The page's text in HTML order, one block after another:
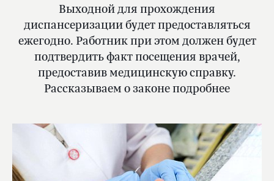
Выходной для прохождения
диспансеризации будет предоставляться
ежегодно. Работник при этом должен будет
подтвердить факт посещения врачей,
предоставив медицинскую справку.
Рассказываем о законе подробнее